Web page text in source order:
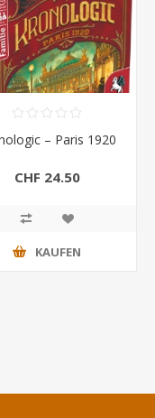
– Paris 1920
CHF 24.50
KAUFEN